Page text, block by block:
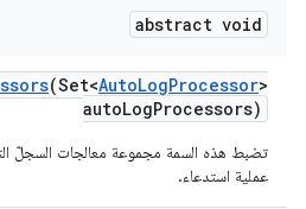
abstract void
(Set<AutoLogProcessor>
autoLogProcessors)
تضبط هذه السمة مجموعة معالجات السجلّ
عملية استدعاء.